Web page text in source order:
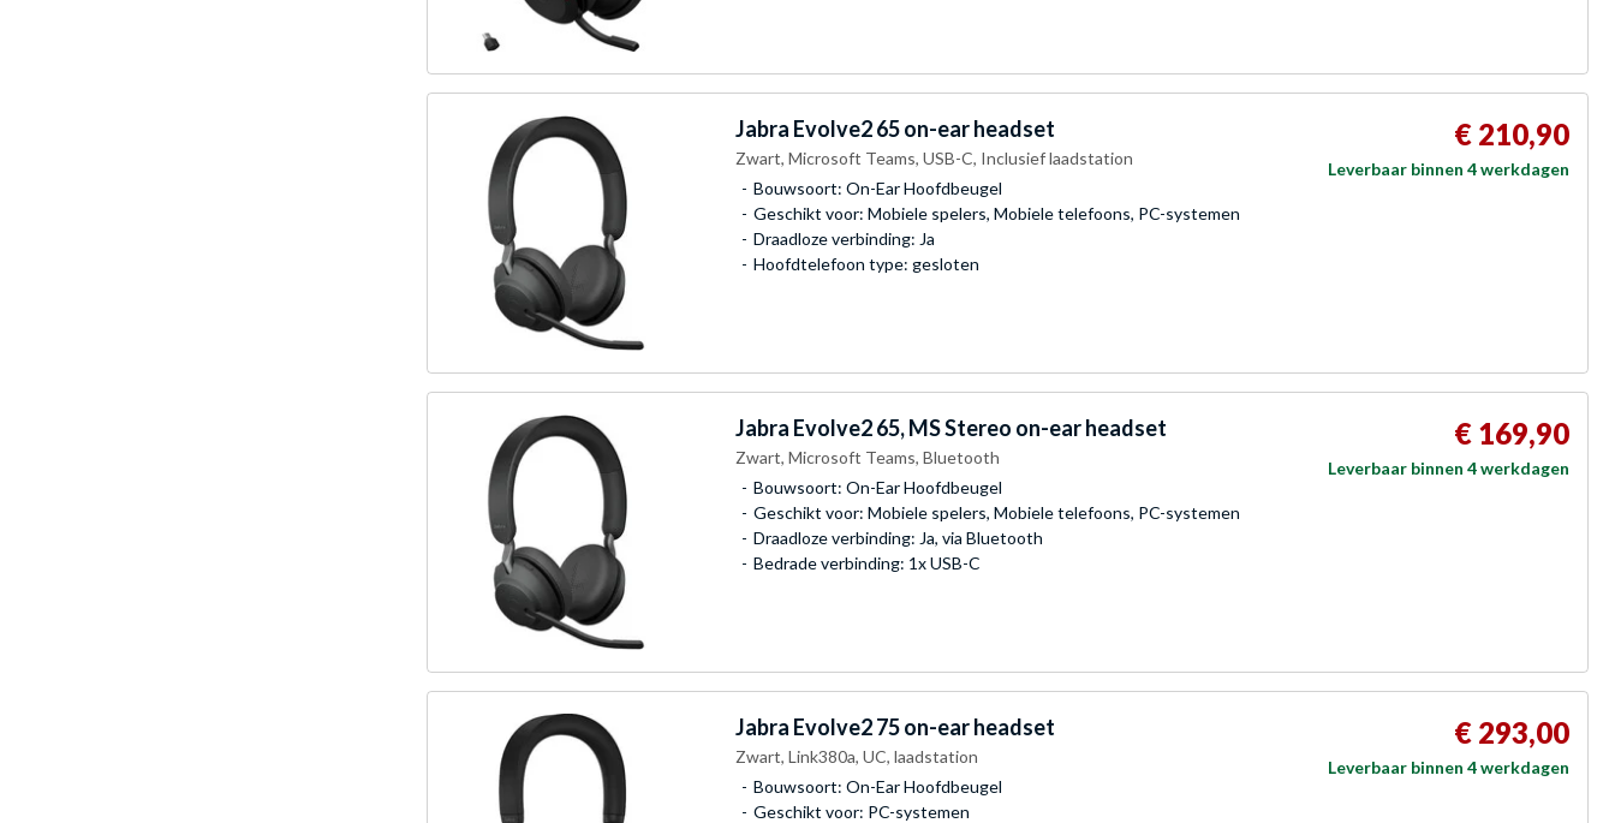
Jabra Evolve2 65 on-ear headset
Zwart, Microsoft Teams, USB-C, Inclusief laadstation
Bouwsoort: On-Ear Hoofdbeugel
Geschikt voor: Mobiele spelers, Mobiele telefoons, PC-systemen
Draadloze verbinding: Ja
Hoofdtelefoon type: gesloten
€ 210,90
Leverbaar binnen 4 werkdagen
Jabra Evolve2 65, MS Stereo on-ear headset
Zwart, Microsoft Teams, Bluetooth
Bouwsoort: On-Ear Hoofdbeugel
Geschikt voor: Mobiele spelers, Mobiele telefoons, PC-systemen
Draadloze verbinding: Ja, via Bluetooth
Bedrade verbinding: 1x USB-C
€ 169,90
Leverbaar binnen 4 werkdagen
Jabra Evolve2 75 on-ear headset
Zwart, Link380a, UC, laadstation
Bouwsoort: On-Ear Hoofdbeugel
Geschikt voor: PC-systemen
€ 293,00
Leverbaar binnen 4 werkdagen